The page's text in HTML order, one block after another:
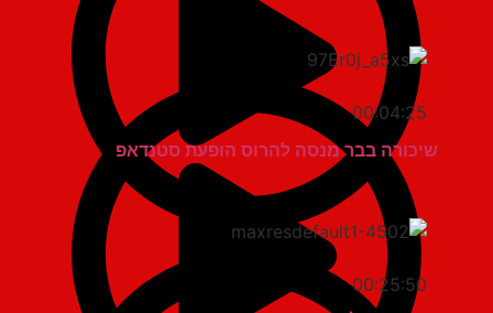
00:04:25
שיכורה בבר מנסה להרוס הופעת סטנדאפ
00:25:50